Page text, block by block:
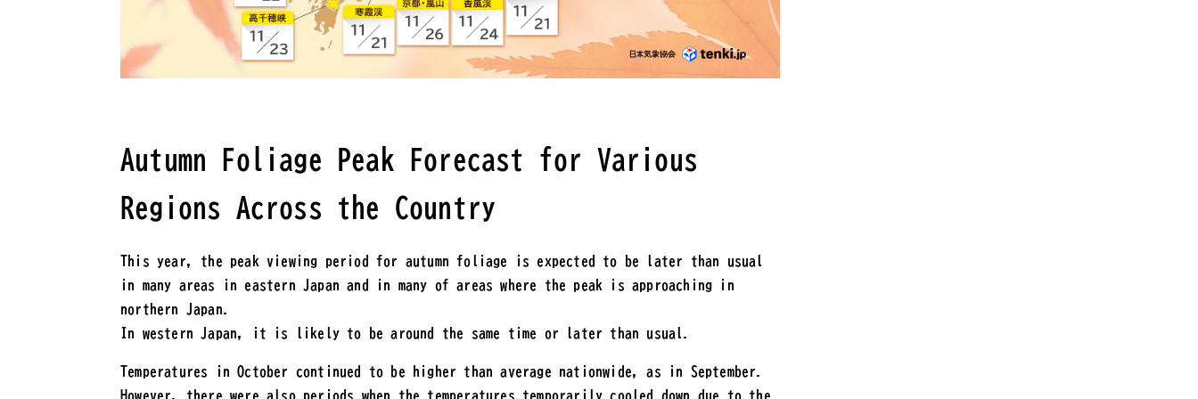
Autumn Foliage Peak Forecast for Various
Regions Across the Country
This year, the peak viewing period for autumn foliage is expected to be later than usual
in many areas in eastern Japan and in many of areas where the peak is approaching in
northern Japan.
In western Japan, it is likely to be around the same time or later than usual.
Temperatures in October continued to be higher than average nationwide, as in September.
However, there were also periods when the temperatures temporarily cooled down due to the